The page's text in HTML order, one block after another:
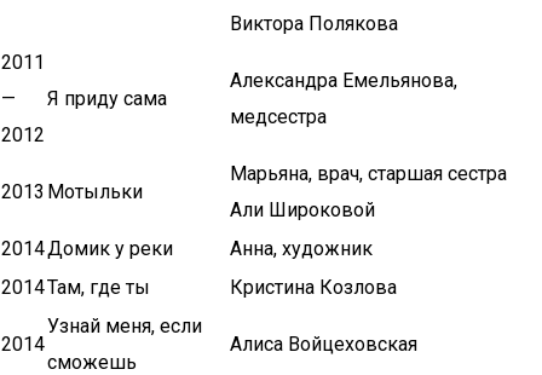
Виктора Полякова
2011
—
2012
Я приду сама
Александра Емельянова,
медсестра
2013 Мотыльки
Марьяна, врач, старшая сестра
Али Широковой
2014Домик у реки
Анна, художник
2014Там, где ты Кристина Козлова
2014
Узнай меня, если
сможешь
Алиса Войцеховская